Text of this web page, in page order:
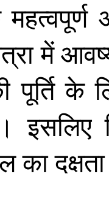
में
के
इसलिए
का